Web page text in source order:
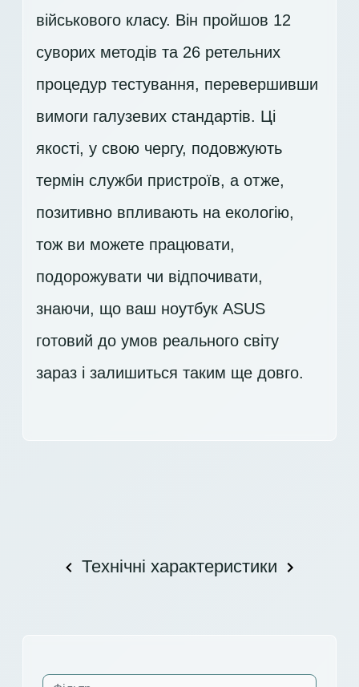
військового класу. Він пройшов 12
суворих методів та 26 ретельних
процедур тестування, перевершивши
вимоги галузевих стандартів. Ці
якості, у свою чергу, подовжують
термін служби пристроїв, а отже,
позитивно впливають на екологію,
тож ви можете працювати,
подорожувати чи відпочивати,
знаючи, що ваш ноутбук ASUS
готовий до умов реального світу
зараз і залишиться таким ще довго.
Технічні характеристики